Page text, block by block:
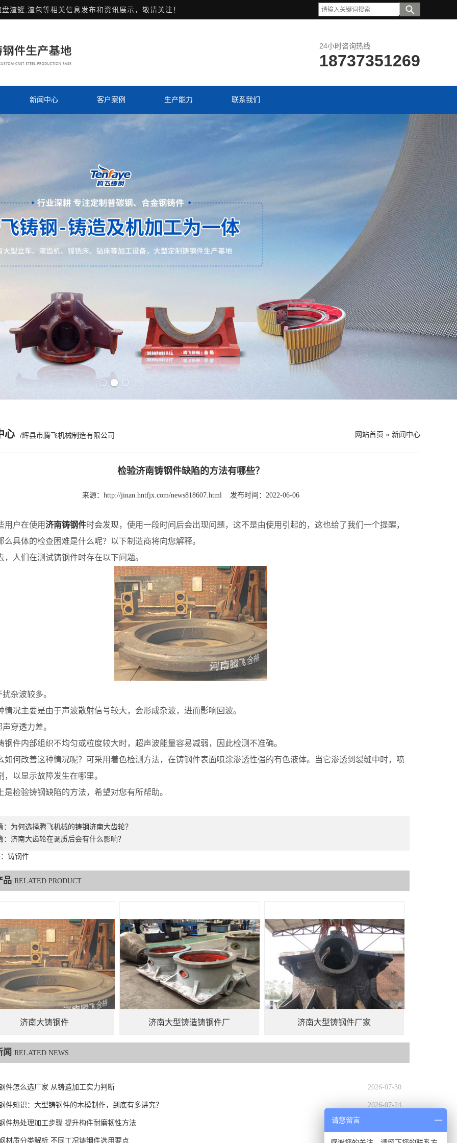
盘渣罐,渣包等相关信息发布和资讯展示，敬请关注！
24小时咨询热线
18737351269
新闻中心 客户案例 生产能力 联系我们
心 /辉县市腾飞机械制造有限公司 网站首页 » 新闻中心
检验济南铸钢件缺陷的方法有哪些？
来源： http://jinan.hntfjx.com/news818607.html 发布时间：2022-06-06
户在使用济南铸钢件时会发现，使用一段时间后会出现问题，这不是由使用引起的，这也给了我们一个提醒，
么具体的检查困难是什么呢？以下制造商将向您解释。
们在测试铸钢件时存在以下问题。
波较多。
主要是由于声波散射信号较大，会形成杂波，进而影响回波。
透力差。
内部组织不均匀或粒度较大时，超声波能量容易减弱，因此检测不准确。
改善这种情况呢？可采用着色检测方法，在铸钢件表面喷涂渗透性强的有色液体。当它渗透到裂缝中时，喷
，以显示故障发生在哪里。
验铸钢缺陷的方法，希望对您有所帮助。
为何选择腾飞机械的铸钢济南大齿轮？
济南大齿轮在调质后会有什么影响？
铸钢件
品 RELATED PRODUCT
济南大铸钢件 济南大型铸造铸钢件厂 济南大型铸钢件厂家
闻 RELATED NEWS
件怎么选厂家 从铸造加工实力判断 2026-07-30
件知识：大型铸钢件的木模制作，到底有多讲究？ 2026-07-24
件热处理加工步骤 提升构件耐磨韧性方法
材质分类解析 不同工况铸钢件选用要点 2026-07-09
请您留言